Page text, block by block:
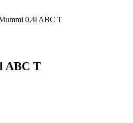
0,4l ABC T
ABC T